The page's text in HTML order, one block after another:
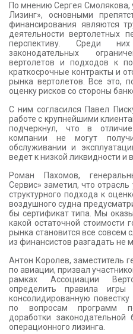
По мнению Сергея
Лизинг», основными
финансирования являются
деятельности вертолетных
перспективу. Среди
законодательных
вертолетов и подходов к
краткосрочные контракты и
рынка вертолетов. Все это,
оценку рисков со стороны
С ним согласился Павел
работе с крупнейшими
подчеркнул, что в
компании не могут
обслуживании и
ведет к низкой ликвидности и
Роман Пахомов,
Сервис» заметил, что отрасль
структурного подхода к
воздушного судна
бы сертификат типа. Мы
какой остаточной стоимости
рынка становится все совсем
из финансистов разгадать не
Антон Королев, заместитель
по авиации, призвал
рамках Ассоциации
определить правила
консолидированную
по вопросам программ
доработки
операционного лизинга.